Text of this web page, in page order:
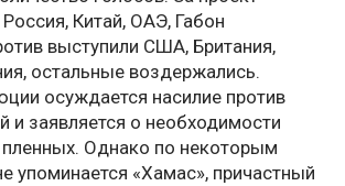
Китай, ОАЭ, Габон
выступили США, Британия,
остальные воздержались.
осуждается насилие против
и заявляется о необходимости
Однако по некоторым
упоминается «Хамас», причастный